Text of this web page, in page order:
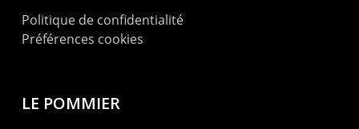
Politique de confidentialité
Préférences cookies
LE POMMIER